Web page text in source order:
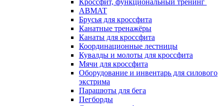
Кроссфит, функциональный тренинг
ABMAT
Брусья для кроссфита
Канатные тренажёры
Канаты для кроссфита
Координационные лестницы
Кувалды и молоты для кроссфита
Мячи для кроссфита
Оборудование и инвентарь для силового
экстрима
Парашюты для бега
Пегборды